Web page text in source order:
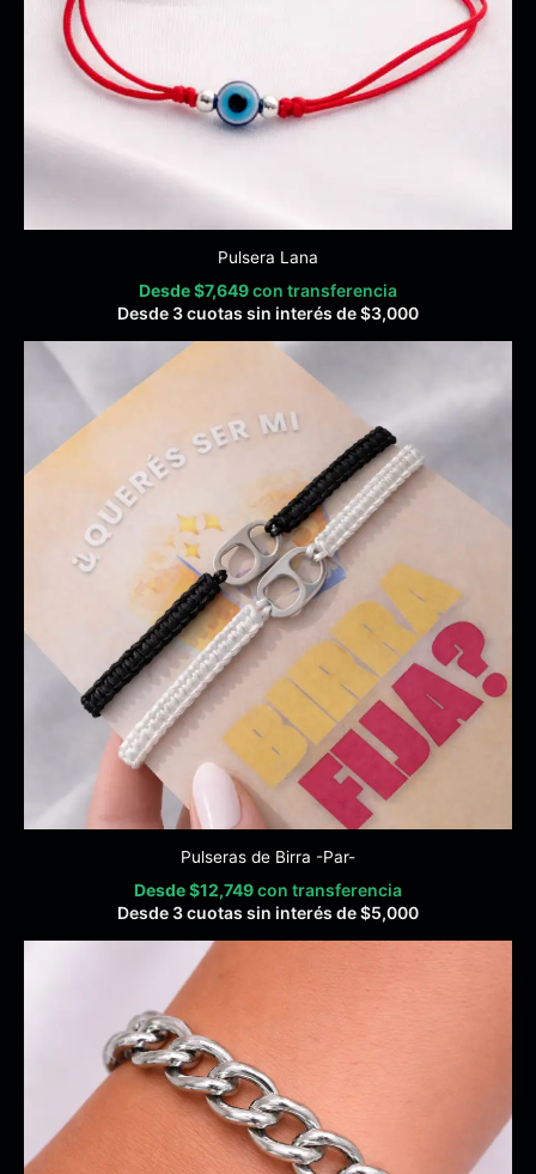
Pulsera Lana
Desde$7,649con transferencia
Desde 3 cuotas sin interés de$3,000
Pulseras de Birra -Par-
Desde$12,749con transferencia
Desde 3 cuotas sin interés de$5,000